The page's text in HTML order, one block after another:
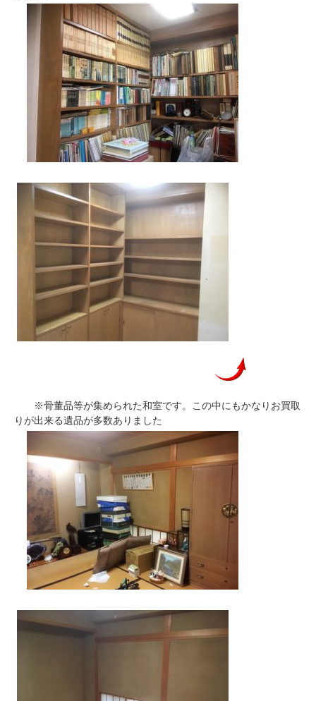
※骨董品等が集められた和室です。この中にもかなりお買取
りが出来る遺品が多数ありました